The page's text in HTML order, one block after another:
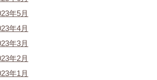
年5月
年4月
年3月
年2月
年1月